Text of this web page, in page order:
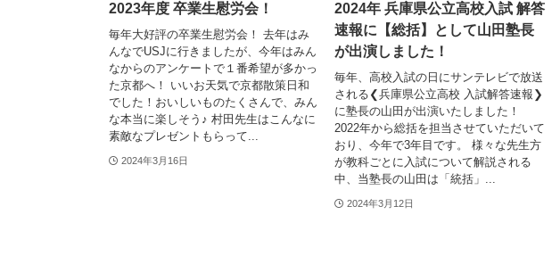
2023年度 卒業生慰労会！
毎年大好評の卒業生慰労会！ 去年はみ
んなでUSJに行きましたが、今年はみん
なからのアンケートで１番希望が多かっ
た京都へ！ いいお天気で京都散策日和
でした！おいしいものたくさんで、みん
な本当に楽しそう♪ 村田先生はこんなに
素敵なプレゼントもらって...
2024年3月16日
2024年 兵庫県公立高校入試 解答
速報に【総括】として山田塾長
が出演しました！
毎年、高校入試の日にサンテレビで放送
される❮兵庫県公立高校 入試解答速報❯
に塾長の山田が出演いたしました！
2022年から総括を担当させていただいて
おり、今年で3年目です。 様々な先生方
が教科ごとに入試について解説される
中、当塾長の山田は「統括」...
2024年3月12日